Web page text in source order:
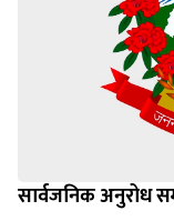
सार्वजनिक अनुरोध